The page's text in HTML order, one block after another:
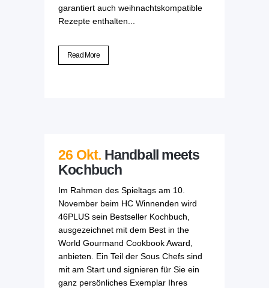
garantiert auch weihnachtskompatible
Rezepte enthalten...
Read More
26 Okt. Handball meets
Kochbuch
Im Rahmen des Spieltags am 10.
November beim HC Winnenden wird
46PLUS sein Bestseller Kochbuch,
ausgezeichnet mit dem Best in the
World Gourmand Cookbook Award,
anbieten. Ein Teil der Sous Chefs sind
mit am Start und signieren für Sie ein
ganz persönliches Exemplar Ihres